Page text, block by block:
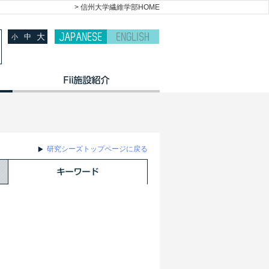
> 信州大学繊維学部HOME
小 中 大
研究シーズトップページに戻る